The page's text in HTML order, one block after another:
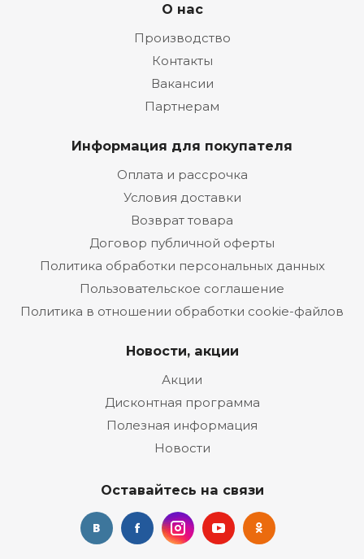
О нас
Производство
Контакты
Вакансии
Партнерам
Информация для покупателя
Оплата и рассрочка
Условия доставки
Возврат товара
Договор публичной оферты
Политика обработки персональных данных
Пользовательское соглашение
Политика в отношении обработки cookie-файлов
Новости, акции
Акции
Дисконтная программа
Полезная информация
Новости
Оставайтесь на связи